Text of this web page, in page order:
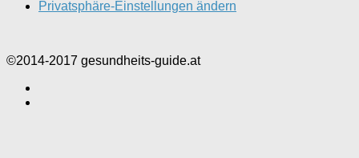
Privatsphäre-Einstellungen ändern
©2014-2017 gesundheits-guide.at